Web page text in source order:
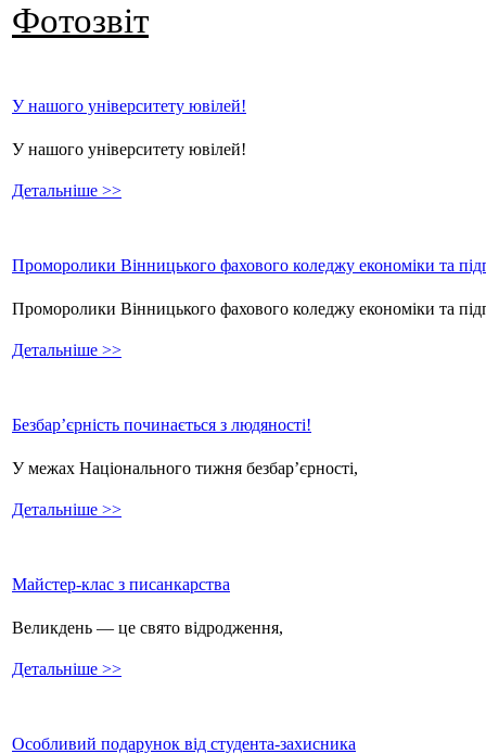
Фотозвіт
У нашого університету ювілей!
У нашого університету ювілей!
Детальніше >>
Проморолики Вінницького фахового коледжу економіки та
Проморолики Вінницького фахового коледжу економіки та
Детальніше >>
Безбар’єрність починається з людяності!
У межах Національного тижня безбар’єрності,
Детальніше >>
Майстер-клас з писанкарства
Великдень — це свято відродження,
Детальніше >>
Особливий подарунок від студента-захисника